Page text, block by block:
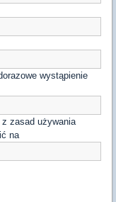
wystąpienie
zasad używania
na